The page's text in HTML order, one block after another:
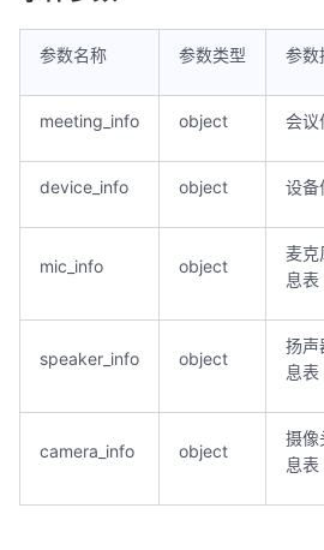
参数名称 参数类型 参数
meeting_info object 会议
device_info object 设备
mic_info object
麦克
息表
speaker_info object
扬声
息表
camera_info object
摄像
息表